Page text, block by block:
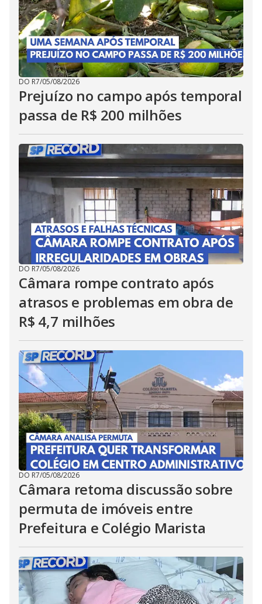
DO R7/05/08/2026
Prejuízo no campo após temporal
passa de R$ 200 milhões
DO R7/05/08/2026
Câmara rompe contrato após
atrasos e problemas em obra de
R$ 4,7 milhões
DO R7/05/08/2026
Câmara retoma discussão sobre
permuta de imóveis entre
Prefeitura e Colégio Marista